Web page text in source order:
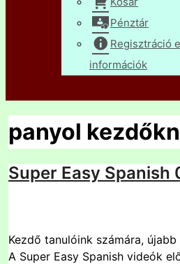
Pénztár
Regisztráció
információk
panyol
Super Easy Spanish
Kezdő tanulóink számára,
A Super Easy Spanish videók